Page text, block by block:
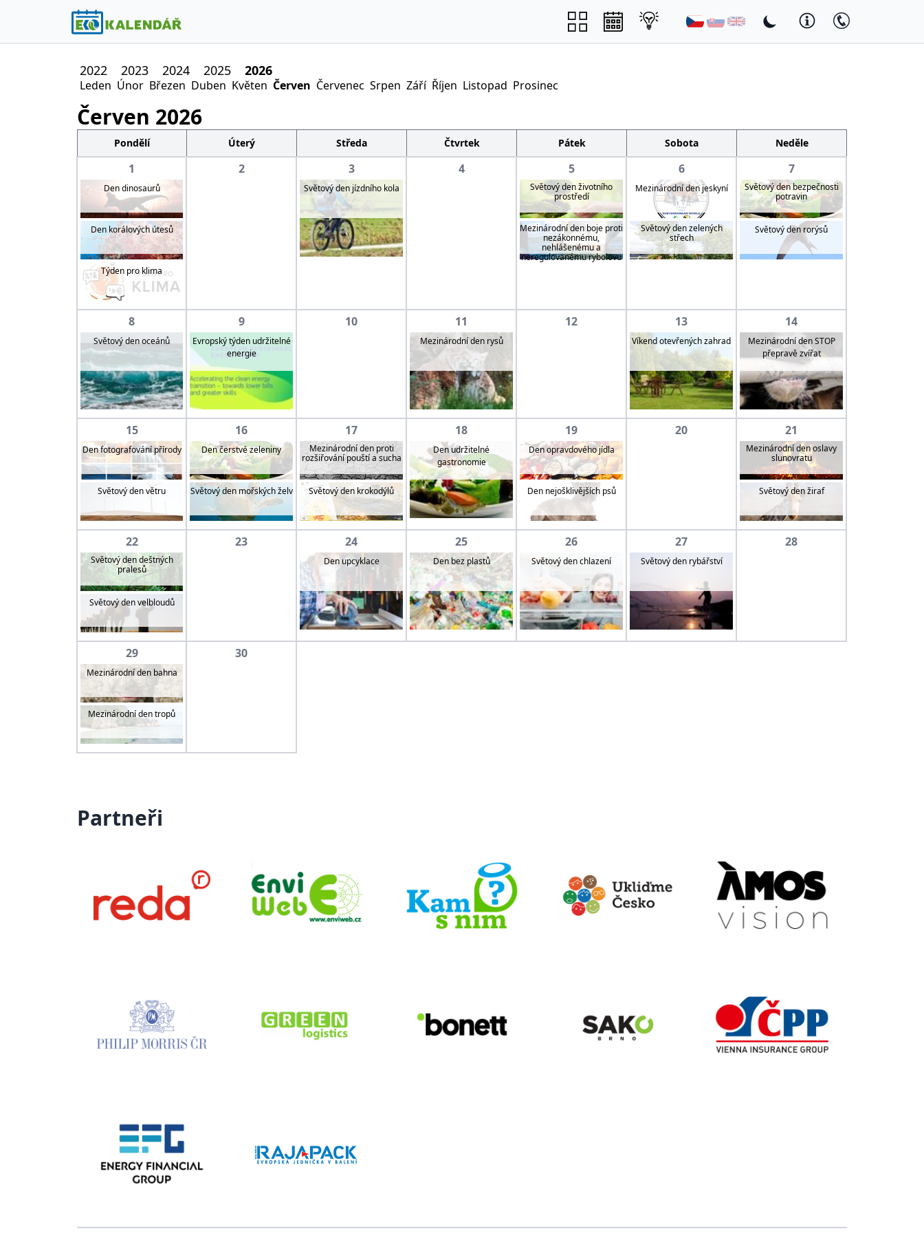
2022 2023 2024 2025 2026
Leden Únor Březen Duben Květen Červen Červenec Srpen Září Říjen Listopad Prosinec
Červen 2026
Pondělí Úterý Středa Čtvrtek Pátek Sobota Neděle
1
Den dinosaurů
Den korálových útesů
Týden pro klima
2 3
Světový den jízdního kola
4 5
Světový den životního
prostředí
Mezinárodní den boje proti
nezákonnému,
nehlášenému a
neregulovanému rybolovu
6
Mezinárodní den jeskyní
Světový den zelených
střech
7
Světový den bezpečnosti
potravin
Světový den rorýsů
8
Světový den oceánů
9
Evropský týden udržitelné
energie
10 11
Mezinárodní den rysů
12 13
Víkend otevřených zahrad
14
Mezinárodní den STOP
přepravě zvířat
15
Den fotografování přírody
Světový den větru
16
Den čerstvé zeleniny
Světový den mořských želv
17
Mezinárodní den proti
rozšiřování pouští a sucha
Světový den krokodýlů
18
Den udržitelné
gastronomie
19
Den opravdového jídla
Den nejošklivějších psů
20 21
Mezinárodní den oslavy
slunovratu
Světový den žiraf
22
Světový den deštných
pralesů
Světový den velbloudů
23 24
Den upcyklace
25
Den bez plastů
26
Světový den chlazení
27
Světový den rybářství
28
29
Mezinárodní den bahna
Mezinárodní den tropů
30
Partneři